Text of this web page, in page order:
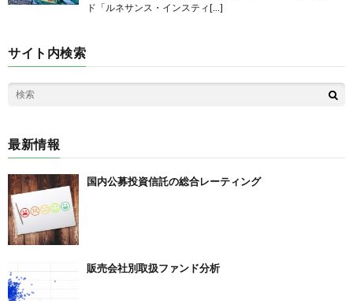
ド「ルネサンス・インスティ[…]
サイト内検索
最新情報
国内公募投資信託の総合レーティング
販売会社別取扱ファンド分析